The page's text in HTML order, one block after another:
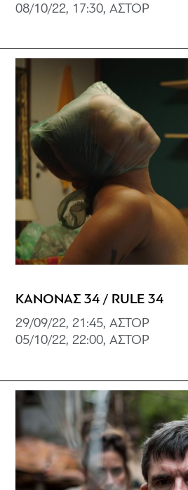
08/10/22, 17:30, AΣΤΟΡ
ΚΑΝΟΝΑΣ 34 / RULE 34
29/09/22, 21:45, ΑΣΤΟΡ
05/10/22, 22:00, ΑΣΤΟΡ